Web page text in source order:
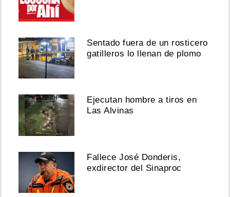
Sentado fuera de un rosticero
gatilleros lo llenan de plomo
Ejecutan hombre a tiros en
Las Alvinas
Fallece José Donderis,
exdirector del Sinaproc